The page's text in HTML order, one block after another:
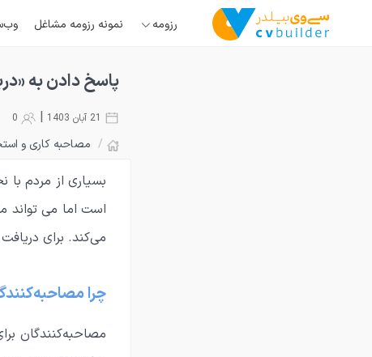
رزومه نمونه رزومه مشاغل
پاسخ دادن به
|
/ مصاحبه کاری و
بسیاری از مردم
است اما می تواند
می‌کند. برای
چرا
مصاحبه‌کنندگان